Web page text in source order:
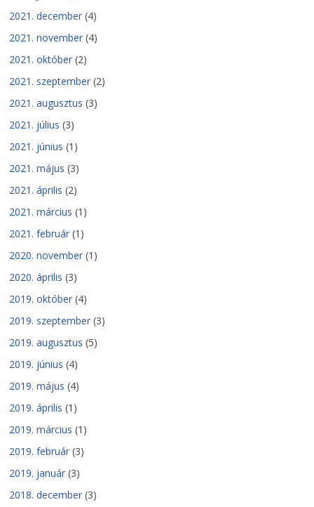
2021. december (4)
2021. november (4)
2021. október (2)
2021. szeptember (2)
2021. augusztus (3)
2021. július (3)
2021. június (1)
2021. május (3)
2021. április (2)
2021. március (1)
2021. február (1)
2020. november (1)
2020. április (3)
2019. október (4)
2019. szeptember (3)
2019. augusztus (5)
2019. június (4)
2019. május (4)
2019. április (1)
2019. március (1)
2019. február (3)
2019. január (3)
2018. december (3)